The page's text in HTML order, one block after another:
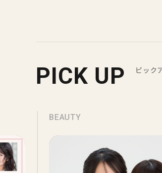
PICK UP ピック
BEAUTY